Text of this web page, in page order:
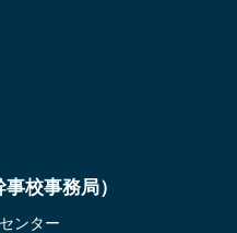
校事務局）
ンター